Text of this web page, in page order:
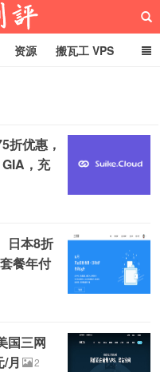
资源 搬瓦工 VPS
折优惠，
，充
日本8折
餐年付
国三网
月
2